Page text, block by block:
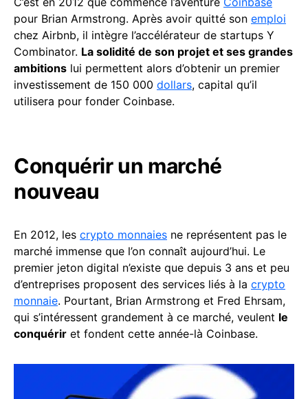
pour Brian Armstrong. Après avoir quitté son emploi
chez Airbnb, il intègre l’accélérateur de startups Y
Combinator. La solidité de son projet et ses grandes
ambitions lui permettent alors d’obtenir un premier
investissement de 150 000 dollars, capital qu’il
utilisera pour fonder Coinbase.
Conquérir un marché
nouveau
En 2012, les crypto monnaies ne représentent pas le
marché immense que l’on connaît aujourd’hui. Le
premier jeton digital n’existe que depuis 3 ans et peu
d’entreprises proposent des services liés à la crypto
monnaie. Pourtant, Brian Armstrong et Fred Ehrsam,
qui s’intéressent grandement à ce marché, veulent le
conquérir et fondent cette année-là Coinbase.